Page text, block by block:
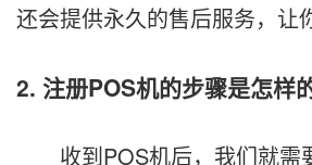
还会提供永久的售后服务，让
2. 注册POS机的步骤是怎样
收到POS机后，我们就需